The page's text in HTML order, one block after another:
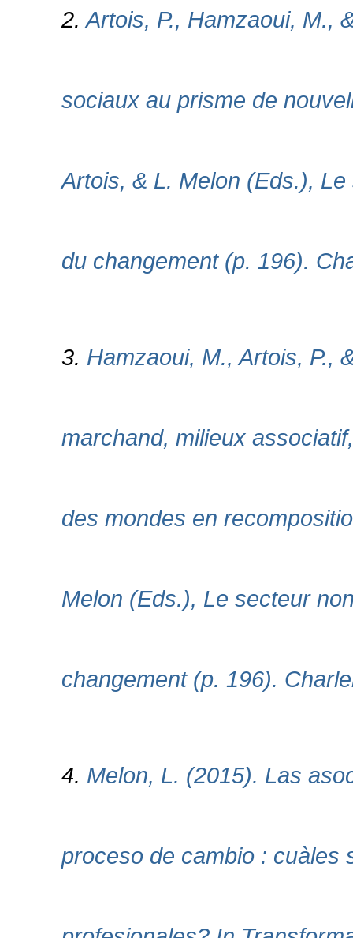
2.Artois, P., Hamzaoui, M.,
sociaux au prisme de
Artois, & L. Melon (Eds.),
du changement (p. 196).
3. Hamzaoui, M., Artois, P.,
marchand, milieux
des mondes en
Melon (Eds.), Le secteur
changement (p. 196).
4. Melon, L. (2015). Las
proceso de cambio : cuàles